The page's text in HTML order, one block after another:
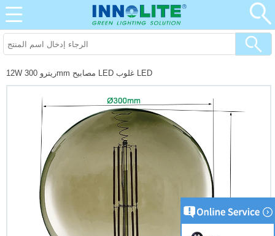
12W ريترو 300mm مصابيح LED غلوب LED